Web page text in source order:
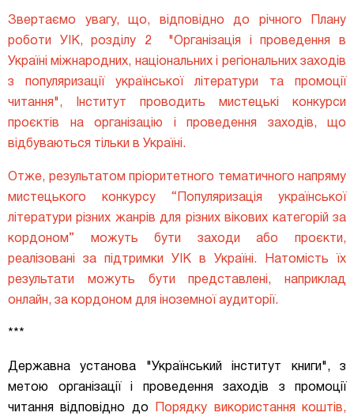
Звертаємо увагу, що, відповідно до річного Плану
роботи УІК, розділу 2 "Організація і проведення в
Україні міжнародних, національних і регіональних заходів
з популяризації української літератури та промоції
читання",
Інститут проводить мистецькі конкурси
проєктів на організацію і проведення заходів, що
відбуваються тільки в Україні.
Отже, результатом пріоритетного тематичного напряму
мистецького конкурсу “Популяризація української
літератури різних жанрів для різних вікових категорій за
кордоном” можуть бути заходи або проєкти,
реалізовані за підтримки УІК в Україні. Натомість їх
результати можуть бути представлені, наприклад
онлайн, за кордоном для іноземної аудиторії.
***
Державна установа "Український інститут книги", з
метою організації і проведення заходів з промоції
читання відповідно до
Порядку використання коштів,